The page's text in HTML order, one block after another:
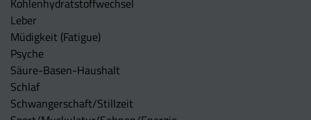
Kohlenhydratstoffwechsel
Leber
Müdigkeit (Fatigue)
Psyche
Säure-Basen-Haushalt
Schlaf
Schwangerschaft/Stillzeit